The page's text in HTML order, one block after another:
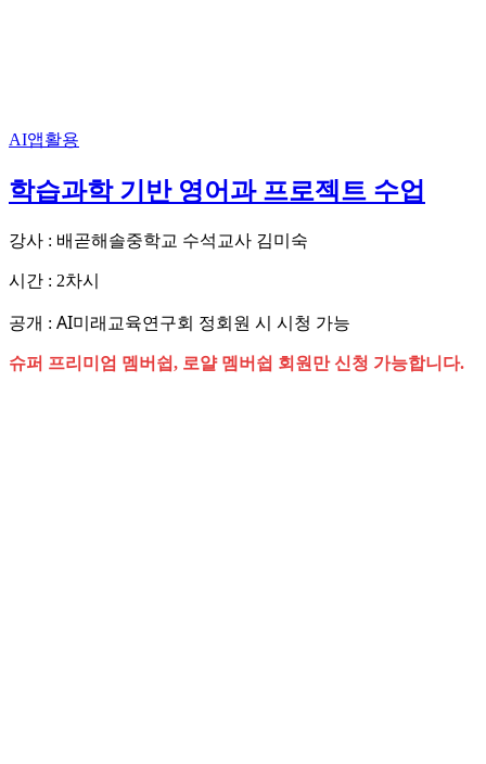
AI앱활용
학습과학 기반 영어과 프로젝트 수업
강사 : 배곧해솔중학교 수석교사 김미숙
시간 : 2차시
공개 : AI미래교육연구회 정회원 시 시청 가능
슈퍼 프리미엄 멤버쉽, 로얄 멤버쉽 회원만 신청 가능합니다.